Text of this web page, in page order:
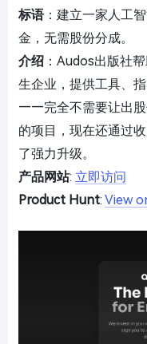
标语：建立一家人工
金，无需股份分成。
介绍 ：Audos出版社
生企业，提供工具、
——完全不需要让出股
的项目，现在还通过
了强力升级。
产品网站: 立即访问
Product Hunt: View